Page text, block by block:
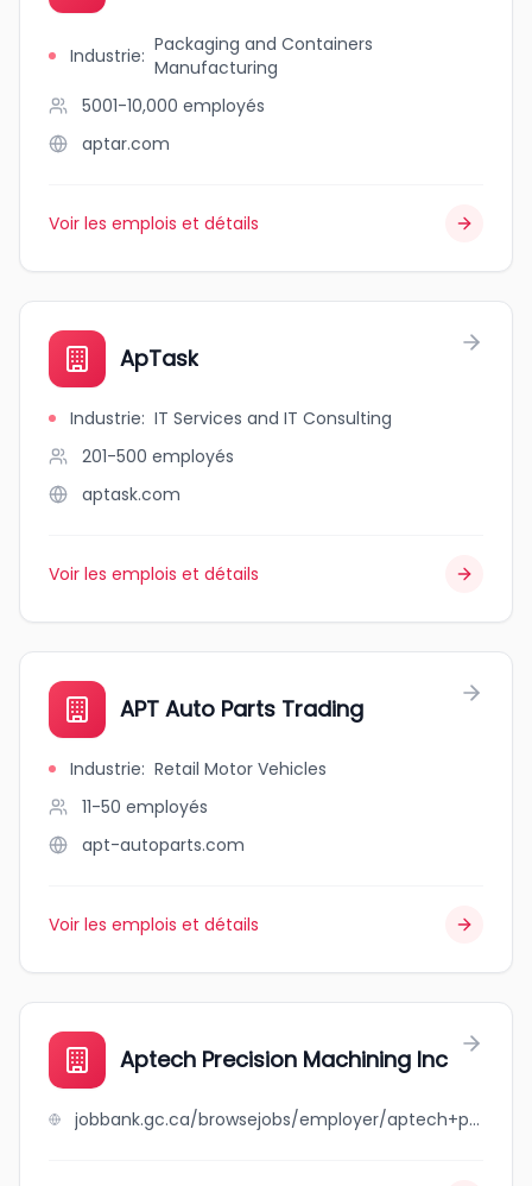
Industrie: Packaging and Containers
Manufacturing
5001-10,000 employés
aptar.com
Voir les emplois et détails
ApTask
Industrie: IT Services and IT Consulting
201-500 employés
aptask.com
Voir les emplois et détails
APT Auto Parts Trading
Industrie: Retail Motor Vehicles
11-50 employés
apt-autoparts.com
Voir les emplois et détails
Aptech Precision Machining Inc
jobbank.gc.ca/browsejobs/employer/aptech+precision+machining+inc/ca